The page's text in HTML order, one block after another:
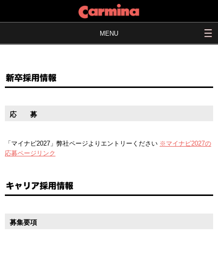
MENU
応 募
「マイナビ2027」弊社ページよりエントリーください ※マイナビ2027の
応募ページリンク
募集要項